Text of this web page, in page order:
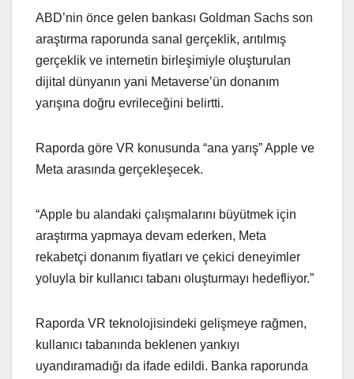
ABD’nin önce gelen bankası Goldman Sachs son
araştırma raporunda sanal gerçeklik, arıtılmış
gerçeklik ve internetin birleşimiyle oluşturulan
dijital dünyanın yani Metaverse’ün donanım
yarışına doğru evrileceğini belirtti.
Raporda göre VR konusunda “ana yarış” Apple ve
Meta arasında gerçekleşecek.
“Apple bu alandaki çalışmalarını büyütmek için
araştırma yapmaya devam ederken, Meta
rekabetçi donanım fiyatları ve çekici deneyimler
yoluyla bir kullanıcı tabanı oluşturmayı hedefliyor.”
Raporda VR teknolojisindeki gelişmeye rağmen,
kullanıcı tabanında beklenen yankıyı
uyandıramadığı da ifade edildi. Banka raporunda